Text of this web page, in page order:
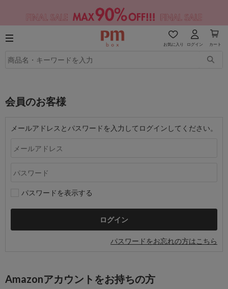
お気に入り ログイン カート
会員のお客様
メールアドレスとパスワードを入力してログインしてください。
パスワードを表示する
パスワードをお忘れの方はこちら
Amazonアカウントをお持ちの方